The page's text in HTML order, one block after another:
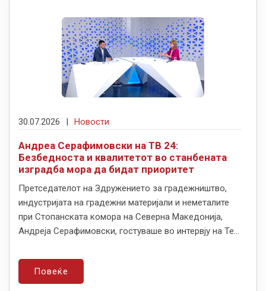
30.07.2026 | Новости
Андреа Серафимовски на ТВ 24:
Безбедноста и квалитетот во станбената
изградба мора да бидат приоритет
Претседателот на Здружението за градежништво,
индустријата на градежни материјали и неметалите
при Стопанската комора на Северна Македонија,
Андреја Серафимовски, гостуваше во интервју на Те...
Повеќе